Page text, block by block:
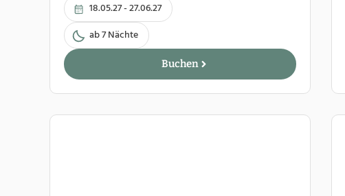
18.05.27 - 27.06.27
ab 7 Nächte
Buchen